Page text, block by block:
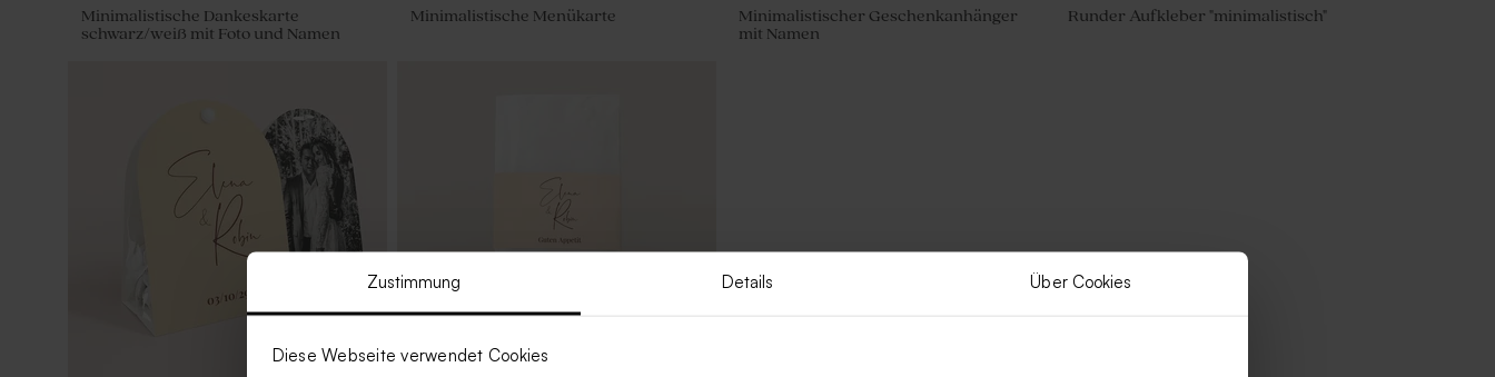
Zustimmung Details Über Cookies
Diese Webseite verwendet Cookies
Minimalistische Dankeskarte
schwarz/weiß mit Foto und Namen
Minimalistische Menükarte
Minimalistischer Geschenkanhänger
mit Namen
Runder Aufkleber "minimalistisch"